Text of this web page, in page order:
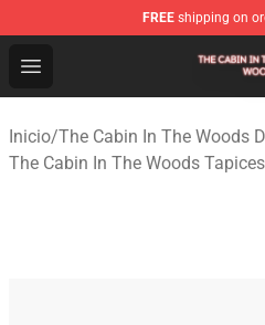
FREE shipping on
Open menu
The Cabin In The Woods
Inicio/The Cabin In The Woods
The Cabin In The Woods Tapices